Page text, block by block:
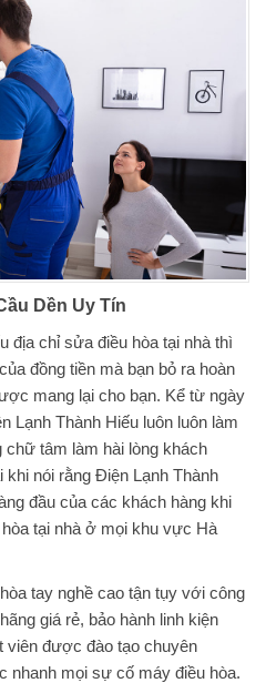
Dền Uy Tín
địa chỉ sửa điều hòa tại nhà thì
đồng tiền mà bạn bỏ ra hoàn
mang lại cho bạn. Kể từ ngày
Lạnh Thành Hiếu luôn luôn làm
tâm làm hài lòng khách
khi nói rằng Điện Lạnh Thành
đầu của các khách hàng khi
tại nhà ở mọi khu vực Hà
tay nghề cao tận tụy với công
giá rẻ, bảo hành linh kiện
viên được đào tạo chuyên
nhanh mọi sự cố máy điều hòa.